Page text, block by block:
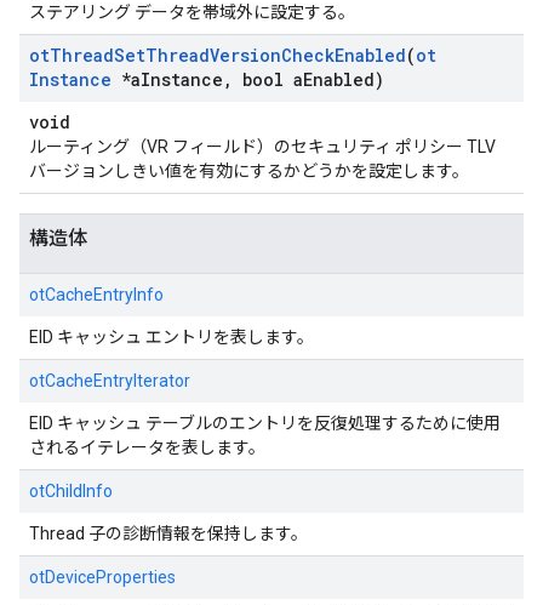
ステアリング データを帯域外に設定する。
otThreadSetThreadVersionCheckEnabled(ot
Instance *aInstance , bool aEnabled)
void
ルーティング（VR フィールド）のセキュリティ ポリシー TLV
バージョンしきい値を有効にするかどうかを設定します。
構造体
otCacheEntryInfo
EID キャッシュ エントリを表します。
otCacheEntryIterator
EID キャッシュ テーブルのエントリを反復処理するために使用
されるイテレータを表します。
otChildInfo
Thread 子の診断情報を保持します。
otDeviceProperties